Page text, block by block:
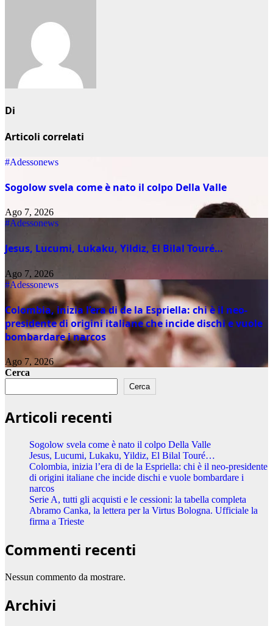
Di
Articoli correlati
#Adessonews
Sogolow svela come è nato il colpo Della Valle
Ago 7, 2026
#Adessonews
Jesus, Lucumi, Lukaku, Yildiz, El Bilal Touré…
Ago 7, 2026
#Adessonews
Colombia, inizia l’era di de la Espriella: chi è il neo-
presidente di origini italiane che incide dischi e vuole
bombardare i narcos
Ago 7, 2026
Cerca
Cerca
Articoli recenti
Sogolow svela come è nato il colpo Della Valle
Jesus, Lucumi, Lukaku, Yildiz, El Bilal Touré…
Colombia, inizia l’era di de la Espriella: chi è il neo-presidente
di origini italiane che incide dischi e vuole bombardare i
narcos
Serie A, tutti gli acquisti e le cessioni: la tabella completa
Abramo Canka, la lettera per la Virtus Bologna. Ufficiale la
firma a Trieste
Commenti recenti
Nessun commento da mostrare.
Archivi